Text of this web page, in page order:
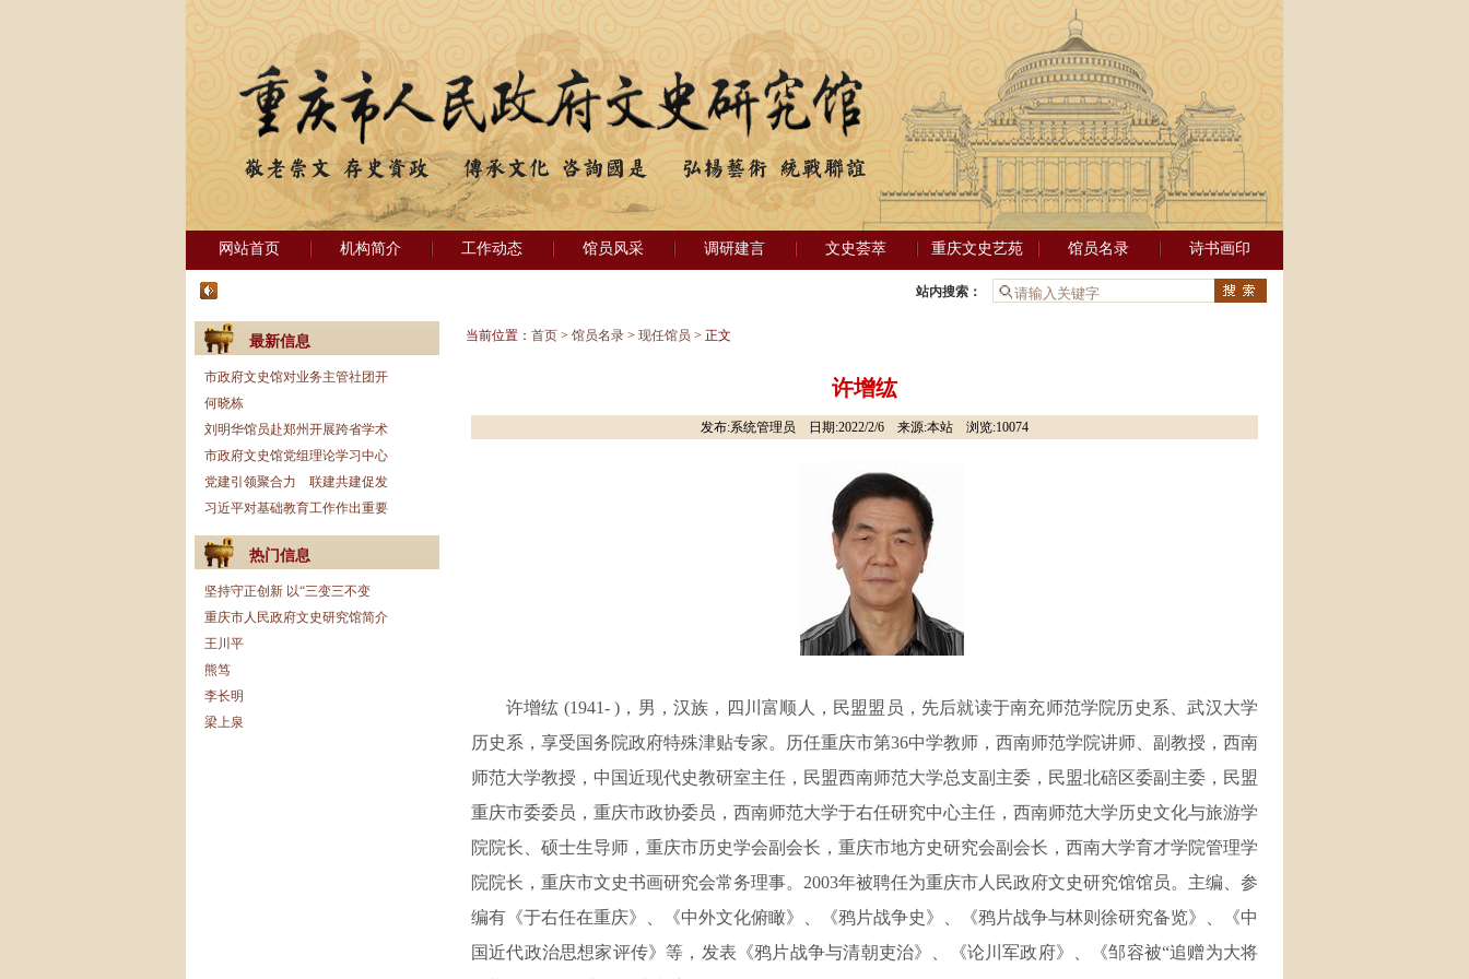
网站首页 机构简介 工作动态 馆员风采 调研建言 文史荟萃 重庆文史艺苑 馆员名录 诗书画印
站内搜索：
最新信息
市政府文史馆对业务主管社团开
何晓栋
刘明华馆员赴郑州开展跨省学术
市政府文史馆党组理论学习中心
党建引领聚合力 联建共建促发
习近平对基础教育工作作出重要
热门信息
坚持守正创新 以“三变三不变
重庆市人民政府文史研究馆简介
王川平
熊笃
李长明
梁上泉
当前位置： 首页 > 馆员名录 > 现任馆员 > 正文
许增纮
发布:系统管理员 日期:2022/2/6 来源:本站 浏览:10074
许增纮 (1941- )，男，汉族，四川富顺人，民盟盟员，先后就读于南充师范学院历史系、武汉大学
历史系，享受国务院政府特殊津贴专家。历任重庆市第36中学教师，西南师范学院讲师、副教授，西南
师范大学教授，中国近现代史教研室主任，民盟西南师范大学总支副主委，民盟北碚区委副主委，民盟
重庆市委委员，重庆市政协委员，西南师范大学于右任研究中心主任，西南师范大学历史文化与旅游学
院院长、硕士生导师，重庆市历史学会副会长，重庆市地方史研究会副会长，西南大学育才学院管理学
院院长，重庆市文史书画研究会常务理事。2003年被聘任为重庆市人民政府文史研究馆馆员。主编、参
编有《于右任在重庆》、《中外文化俯瞰》、《鸦片战争史》、《鸦片战争与林则徐研究备览》、《中
国近代政治思想家评传》等，发表《鸦片战争与清朝吏治》、《论川军政府》、《邹容被“追赠为大将